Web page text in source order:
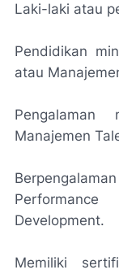
Laki-laki atau
Pendidikan
atau
Manajemen
Development.
Memiliki